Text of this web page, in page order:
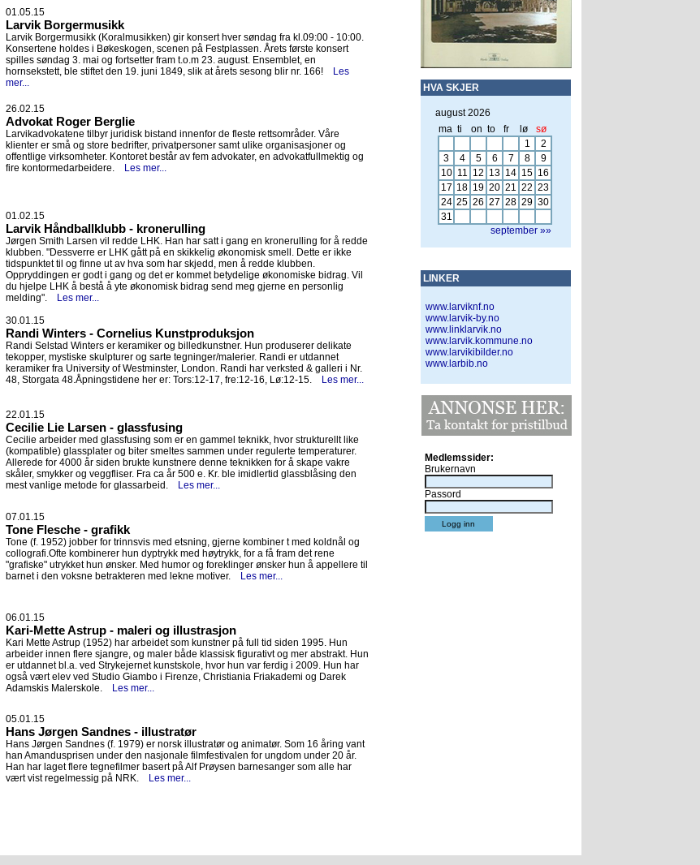
01.05.15
Larvik Borgermusikk
Larvik Borgermusikk (Koralmusikken) gir konsert hver søndag fra kl.09:00 - 10:00.
Konsertene holdes i Bøkeskogen, scenen på Festplassen. Årets første konsert
spilles søndag 3. mai og fortsetter fram t.o.m 23. august. Ensemblet, en
hornsekstett, ble stiftet den 19. juni 1849, slik at årets sesong blir nr. 166!
Les
mer...
26.02.15
Advokat Roger Berglie
Larvikadvokatene tilbyr juridisk bistand innenfor de fleste rettsområder. Våre
klienter er små og store bedrifter, privatpersoner samt ulike organisasjoner og
offentlige virksomheter. Kontoret består av fem advokater, en advokatfullmektig og
fire kontormedarbeidere.
Les mer...
01.02.15
Larvik Håndballklubb - kronerulling
Jørgen Smith Larsen vil redde LHK. Han har satt i gang en kronerulling for å redde
klubben. "Dessverre er LHK gått på en skikkelig økonomisk smell. Dette er ikke
tidspunktet til og finne ut av hva som har skjedd, men å redde klubben.
Oppryddingen er godt i gang og det er kommet betydelige økonomiske bidrag. Vil
du hjelpe LHK å bestå å yte økonomisk bidrag send meg gjerne en personlig
melding".
Les mer...
30.01.15
Randi Winters - Cornelius Kunstproduksjon
Randi Selstad Winters er keramiker og billedkunstner. Hun produserer delikate
tekopper, mystiske skulpturer og sarte tegninger/malerier. Randi er utdannet
keramiker fra University of Westminster, London. Randi har verksted & galleri i Nr.
48, Storgata 48.Åpningstidene her er: Tors:12-17, fre:12-16, Lø:12-15.
Les mer...
22.01.15
Cecilie Lie Larsen - glassfusing
Cecilie arbeider med glassfusing som er en gammel teknikk, hvor strukturellt like
(kompatible) glassplater og biter smeltes sammen under regulerte temperaturer.
Allerede for 4000 år siden brukte kunstnere denne teknikken for å skape vakre
skåler, smykker og veggfliser. Fra ca år 500 e. Kr. ble imidlertid glassblåsing den
mest vanlige metode for glassarbeid.
Les mer...
07.01.15
Tone Flesche - grafikk
Tone (f. 1952) jobber for trinnsvis med etsning, gjerne kombiner t med koldnål og
collografi.Ofte kombinerer hun dyptrykk med høytrykk, for a få fram det rene
"grafiske" utrykket hun ønsker. Med humor og foreklinger ønsker hun å appellere til
barnet i den voksne betrakteren med lekne motiver.
Les mer...
06.01.15
Kari-Mette Astrup - maleri og illustrasjon
Kari Mette Astrup (1952) har arbeidet som kunstner på full tid siden 1995. Hun
arbeider innen flere sjangre, og maler både klassisk figurativt og mer abstrakt. Hun
er utdannet bl.a. ved Strykejernet kunstskole, hvor hun var ferdig i 2009. Hun har
også vært elev ved Studio Giambo i Firenze, Christiania Friakademi og Darek
Adamskis Malerskole.
Les mer...
05.01.15
Hans Jørgen Sandnes - illustratør
Hans Jørgen Sandnes (f. 1979) er norsk illustratør og animatør. Som 16 åring vant
han Amandusprisen under den nasjonale filmfestivalen for ungdom under 20 år.
Han har laget flere tegnefilmer basert på Alf Prøysen barnesanger som alle har
vært vist regelmessig på NRK.
Les mer...
HVA SKJER
august 2026
ma ti on to fr lø
sø
1
2
3
4 5 6 7 8
9
10 11 12 13 14 15 16
17 18 19 20 21 22 23
24 25 26 27 28 29 30
31
september »»
LINKER
www.larviknf.no
www.larvik-by.no
www.linklarvik.no
www.larvik.kommune.no
www.larvikibilder.no
www.larbib.no
Medlemssider:
Brukernavn
Passord